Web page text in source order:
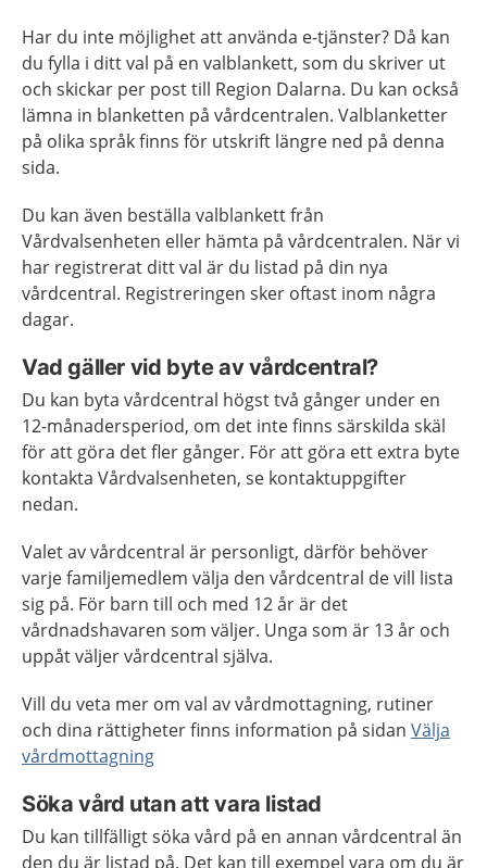
Har du inte möjlighet att använda e-tjänster? Då kan
du fylla i ditt val på en valblankett, som du skriver ut
och skickar per post till Region Dalarna. Du kan också
lämna in blanketten på vårdcentralen. Valblanketter
på olika språk finns för utskrift längre ned på denna
sida.
Du kan även beställa valblankett från
Vårdvalsenheten eller hämta på vårdcentralen. När vi
har registrerat ditt val är du listad på din nya
vårdcentral. Registreringen sker oftast inom några
dagar.
Vad gäller vid byte av vårdcentral?
Du kan byta vårdcentral högst två gånger under en
12-månadersperiod, om det inte finns särskilda skäl
för att göra det fler gånger. För att göra ett extra byte
kontakta Vårdvalsenheten, se kontaktuppgifter
nedan.
Valet av vårdcentral är personligt, därför behöver
varje familjemedlem välja den vårdcentral de vill lista
sig på. För barn till och med 12 år är det
vårdnadshavaren som väljer. Unga som är 13 år och
uppåt väljer vårdcentral själva.
Vill du veta mer om val av vårdmottagning, rutiner
och dina rättigheter finns information på sidan Välja
vårdmottagning
Söka vård utan att vara listad
Du kan tillfälligt söka vård på en annan vårdcentral än
den du är listad på. Det kan till exempel vara om du är